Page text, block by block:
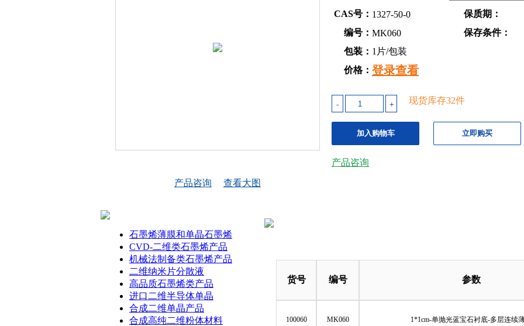
CAS号： 1327-50-0
保质期：
编号： MK060
保存条件：
包装： 1片/包装
价格： 登录查看
- + 现货库存32件
加入购物车 立即购买
产品咨询
产品咨询 查看大图
石墨烯薄膜和单晶石墨烯
CVD-二维类石墨烯产品
机械法制备类石墨烯产品
二维纳米片分散液
高品质石墨烯类产品
进口二维半导体单晶
合成二维单晶产品
合成高纯二维粉体材料
货号 编号 参数
100060 MK060 1*1cm-单抛光蓝宝石衬底-多层连续